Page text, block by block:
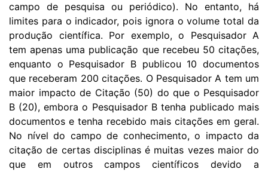
campo de pesquisa ou periódico). No entanto, há
limites para o indicador, pois ignora o volume total da
produção científica. Por exemplo, o Pesquisador A
tem apenas uma publicação que recebeu 50 citações,
enquanto o Pesquisador B publicou 10 documentos
que receberam 200 citações. O Pesquisador A tem um
maior impacto de Citação (50) do que o Pesquisador
B (20), embora o Pesquisador B tenha publicado mais
documentos e tenha recebido mais citações em geral.
No nível do campo de conhecimento, o impacto da
citação de certas disciplinas é muitas vezes maior do
que em outros campos científicos devido a